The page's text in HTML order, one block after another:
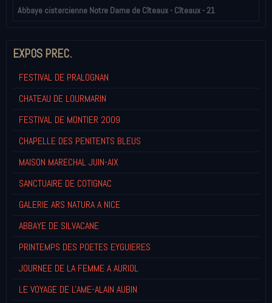
Abbaye cistercienne Notre Dame de Cîteaux - Cîteaux - 21
EXPOS PREC.
FESTIVAL DE PRALOGNAN
CHATEAU DE LOURMARIN
FESTIVAL DE MONTIER 2009
CHAPELLE DES PENITENTS BLEUS
MAISON MARECHAL JUIN-AIX
SANCTUAIRE DE COTIGNAC
GALERIE ARS NATURA A NICE
ABBAYE DE SILVACANE
PRINTEMPS DES POETES EYGUIERES
JOURNEE DE LA FEMME A AURIOL
LE VOYAGE DE L'AME-ALAIN AUBIN